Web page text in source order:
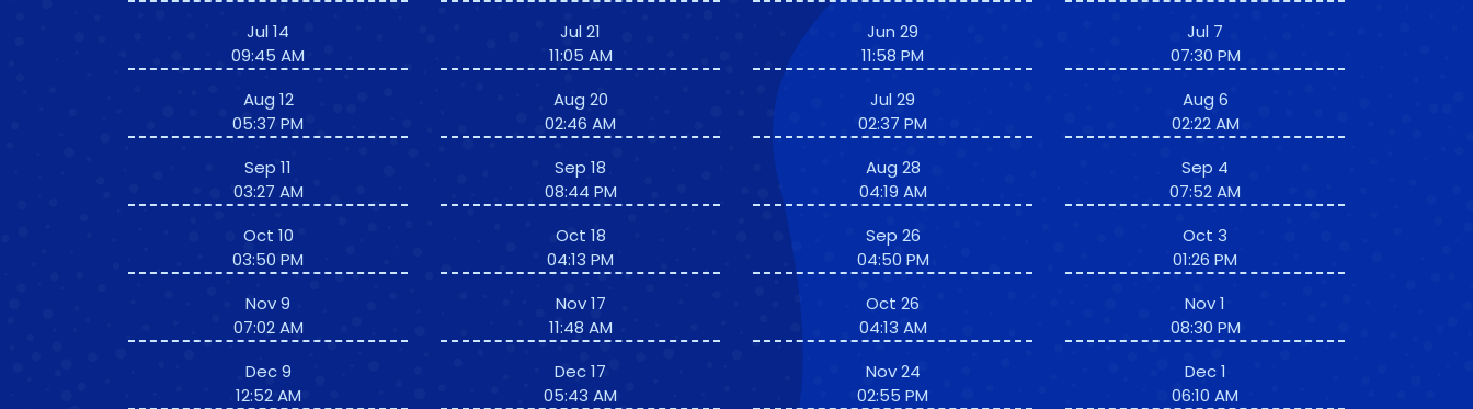
Jul 14
09:45 AM
Aug 12
05:37 PM
Sep 11
03:27 AM
Oct 10
03:50 PM
Nov 9
07:02 AM
Dec 9
12:52 AM
Jul 21
11:05 AM
Aug 20
02:46 AM
Sep 18
08:44 PM
Oct 18
04:13 PM
Nov 17
11:48 AM
Dec 17
05:43 AM
Jun 29
11:58 PM
Jul 29
02:37 PM
Aug 28
04:19 AM
Sep 26
04:50 PM
Oct 26
04:13 AM
Nov 24
02:55 PM
Jul 7
07:30 PM
Aug 6
02:22 AM
Sep 4
07:52 AM
Oct 3
01:26 PM
Nov 1
08:30 PM
Dec 1
06:10 AM